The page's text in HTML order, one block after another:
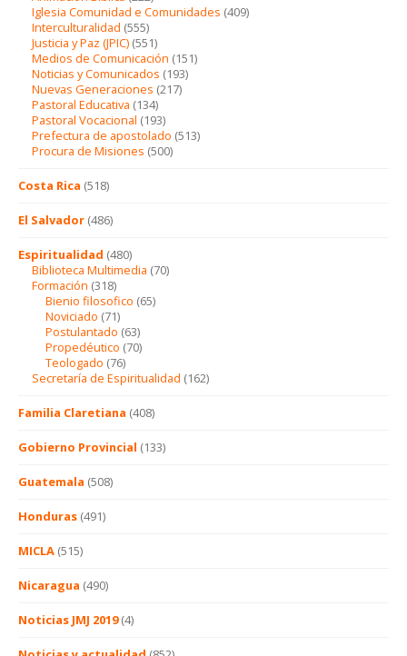
Iglesia Comunidad e Comunidades (409)
Interculturalidad (555)
Justicia y Paz (JPIC) (551)
Medios de Comunicación (151)
Noticias y Comunicados (193)
Nuevas Generaciones (217)
Pastoral Educativa (134)
Pastoral Vocacional (193)
Prefectura de apostolado (513)
Procura de Misiones (500)
Costa Rica (518)
El Salvador (486)
Espiritualidad (480)
Biblioteca Multimedia (70)
Formación (318)
Bienio filosofico (65)
Noviciado (71)
Postulantado (63)
Propedéutico (70)
Teologado (76)
Secretaría de Espiritualidad (162)
Familia Claretiana (408)
Gobierno Provincial (133)
Guatemala (508)
Honduras (491)
MICLA (515)
Nicaragua (490)
Noticias JMJ 2019(4)